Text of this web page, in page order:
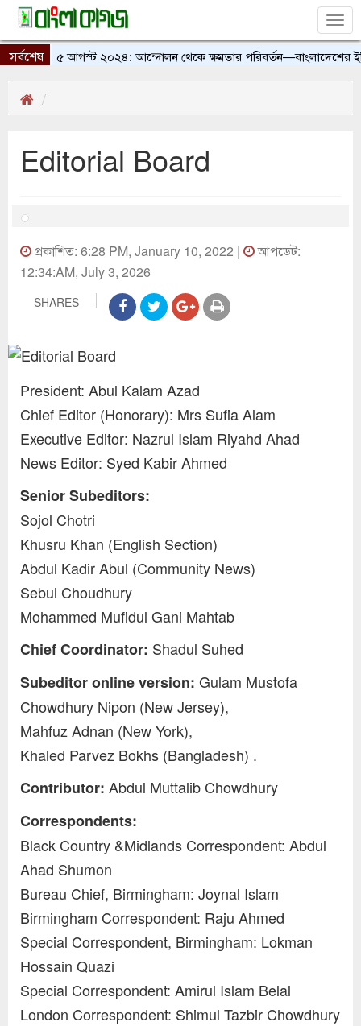
সর্বশেষ৫ আগস্ট ২০২৪: আন্দোলন থেকে ক্ষমতার পরিবর্তন—বাংলাদেশের
Editorial Board
প্রকাশিত: 6:28 PM, January 10, 2022 |
আপডেট:
12:34:AM, July 3, 2026
SHARES
President: Abul Kalam Azad
Chief Editor (Honorary): Mrs Sufia Alam
Executive Editor: Nazrul Islam Riyahd Ahad
News Editor: Syed Kabir Ahmed
Senior Subeditors:
Sojol Chotri
Khusru Khan (English Section)
Abdul Kadir Abul (Community News)
Sebul Choudhury
Mohammed Mufidul Gani Mahtab
Chief Coordinator: Shadul Suhed
Subeditor online version: Gulam Mustofa
Chowdhury Nipon (New Jersey),
Mahfuz Adnan (New York),
Khaled Parvez Bokhs (Bangladesh) .
Contributor: Abdul Muttalib Chowdhury
Correspondents:
Black Country &Midlands Correspondent: Abdul
Ahad Shumon
Bureau Chief, Birmingham: Joynal Islam
Birmingham Correspondent: Raju Ahmed
Special Correspondent, Birmingham: Lokman
Hossain Quazi
Special Correspondent: Amirul Islam Belal
London Correspondent: Shimul Tazbir Chowdhury